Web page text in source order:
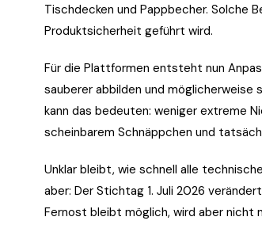
Tischdecken und Pappbecher. Solche
Produktsicherheit geführt wird.
Für die Plattformen entsteht nun
sauberer abbilden und möglicherweise
kann das bedeuten: weniger extreme
scheinbarem Schnäppchen und
Unklar bleibt, wie schnell alle
aber: Der Stichtag 1. Juli 2026
Fernost bleibt möglich, wird aber nicht